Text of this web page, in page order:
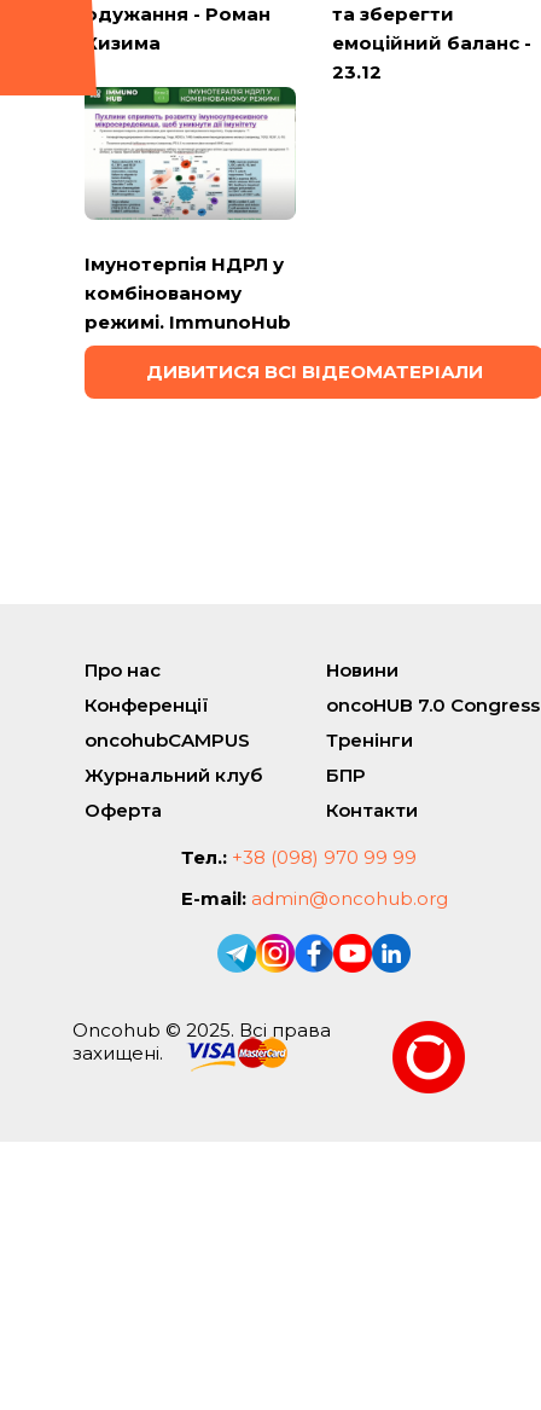
одужання - Роман
Кизима
та зберегти
емоційний баланс -
23.12
Імунотерпія НДРЛ у
комбінованому
режимі. ImmunoHub
ДИВИТИСЯ ВСІ ВІДЕОМАТЕРІАЛИ
Про нас
Новини
Конференції
oncoHUB 7.0 Congress
oncohubCAMPUS
Тренінги
Журнальний клуб
БПР
Оферта
Контакти
Тел.: +38 (098) 970 99 99
E-mail: admin@oncohub.org
Oncohub © 2025. Всі права
захищені.